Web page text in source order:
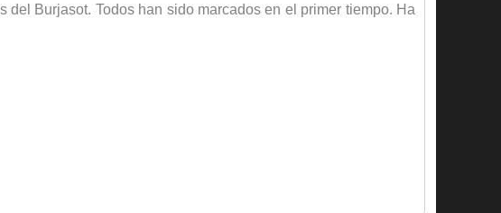
Burjasot. Todos han sido marcados en el primer tiempo. Ha